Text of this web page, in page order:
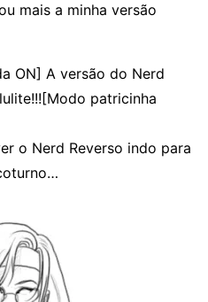
mais a minha versão
ON] A versão do Nerd
patricinha
o Nerd Reverso indo para